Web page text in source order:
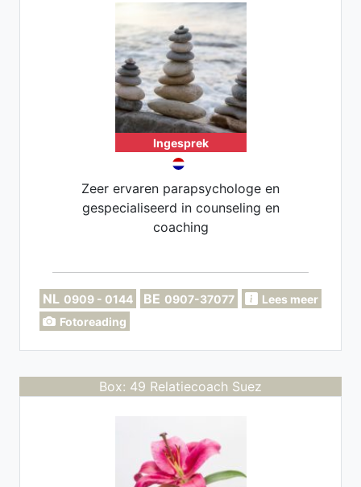
Ingesprek
Zeer ervaren parapsychologe en
gespecialiseerd in counseling en
coaching
NL 0909 - 0144 BE 0907-37077
Lees meer
Fotoreading
Box: 49 Relatiecoach Suez